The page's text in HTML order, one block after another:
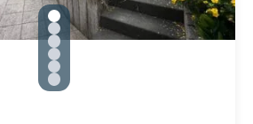
gallery.slide_selector
Zu Slide 1 wechseln
Zu Slide 2 wechseln
Zu Slide 3 wechseln
Zu Slide 4 wechseln
Zu Slide 5 wechseln
Zu Slide 6 wechseln